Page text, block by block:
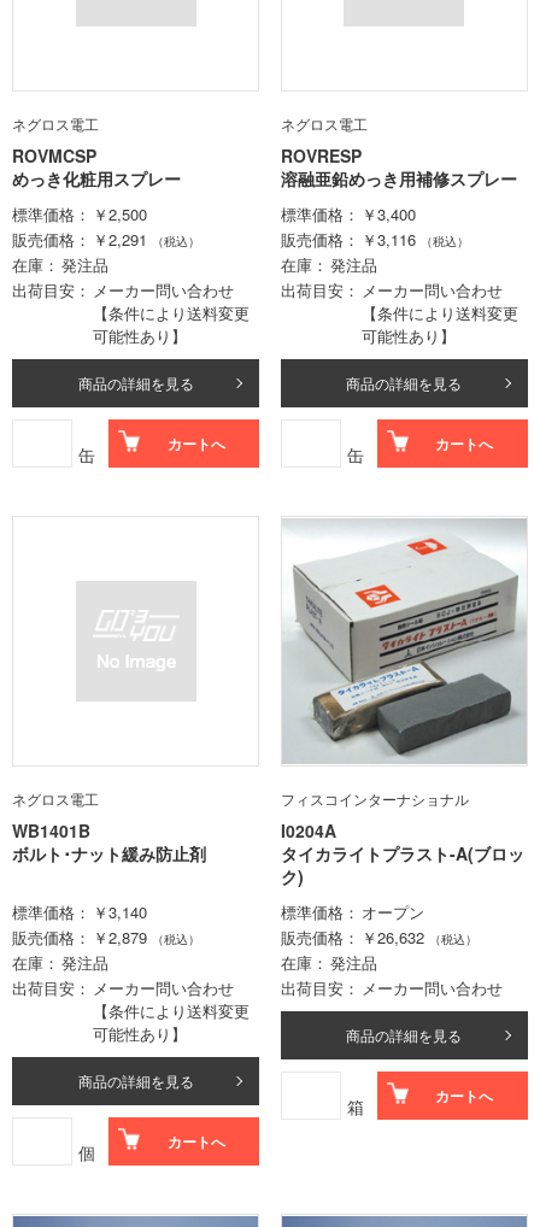
ネグロス電工
ROVMCSP
めっき化粧用スプレー
標準価格
￥2,500
販売価格
￥2,291 （税込）
在庫
発注品
出荷目安
メーカー問い合わせ
【条件により送料変更
可能性あり】
商品の詳細を見る
缶 カートへ
ネグロス電工
ROVRESP
溶融亜鉛めっき用補修スプレー
標準価格
￥3,400
販売価格
￥3,116 （税込）
在庫
発注品
出荷目安
メーカー問い合わせ
【条件により送料変更
可能性あり】
商品の詳細を見る
缶 カートへ
ネグロス電工
WB1401B
ボルト･ナット緩み防止剤
標準価格
￥3,140
販売価格
￥2,879 （税込）
在庫
発注品
出荷目安
メーカー問い合わせ
【条件により送料変更
可能性あり】
商品の詳細を見る
個 カートへ
フィスコインターナショナル
I0204A
タイカライトプラスト-A(ブロッ
ク)
標準価格
オープン
販売価格
￥26,632 （税込）
在庫
発注品
出荷目安
メーカー問い合わせ
商品の詳細を見る
箱 カートへ